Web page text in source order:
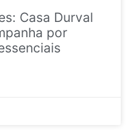
Casa Durval
por